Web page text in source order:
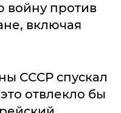
войну против
включая
СССР спускал
отвлекло бы